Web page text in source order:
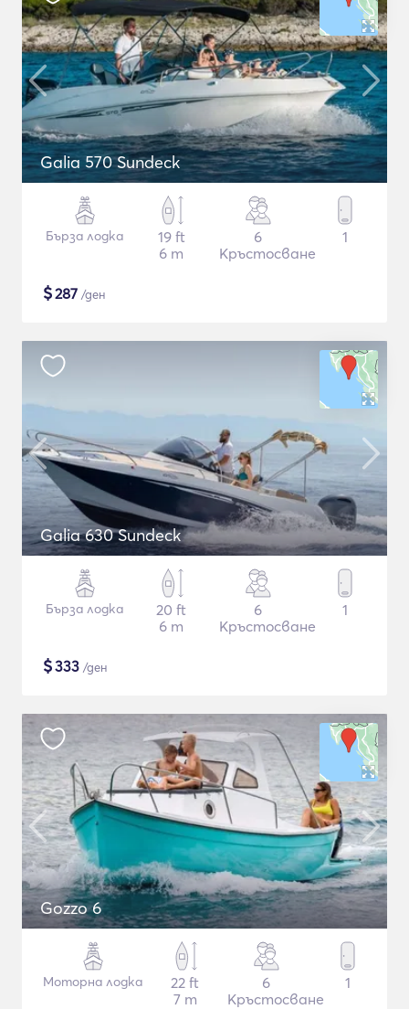
Galia 570 Sundeck
Бърза лодка
19 ft
6 m
6
Кръстосване
1
$287 /ден
Galia 630 Sundeck
Бърза лодка
20 ft
6 m
6
Кръстосване
1
$333 /ден
Gozzo 6
Моторна лодка
22 ft
7 m
6
Кръстосване
1